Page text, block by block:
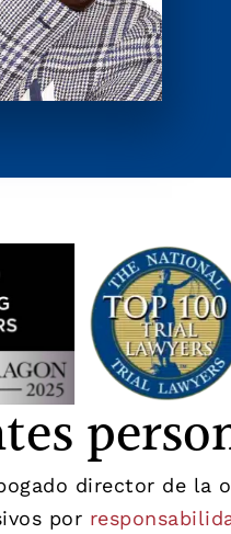
director de la
por